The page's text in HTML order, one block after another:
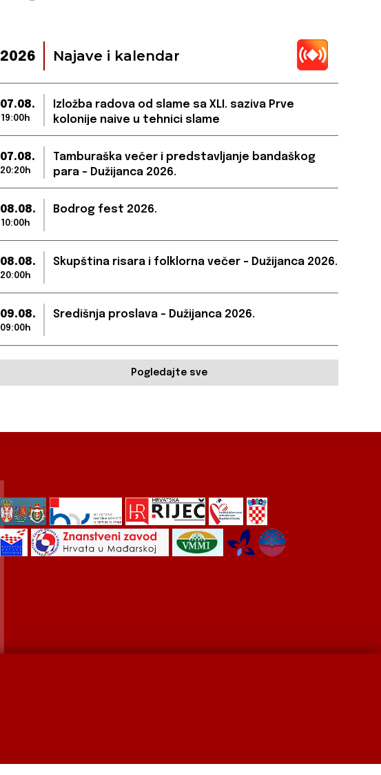
2026 Najave i kalendar
07.08.
19:00h
Izložba radova od slame sa XLI. saziva Prve
kolonije naive u tehnici slame
07.08.
20:20h
Tamburaška večer i predstavljanje bandaškog
para – Dužijanca 2026.
08.08.
10:00h
Bodrog fest 2026.
08.08.
20:00h
Skupština risara i folklorna večer – Dužijanca 2026.
09.08.
09:00h
Središnja proslava – Dužijanca 2026.
Pogledajte sve